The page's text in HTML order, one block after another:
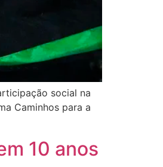
social na
Caminhos para a
10 anos